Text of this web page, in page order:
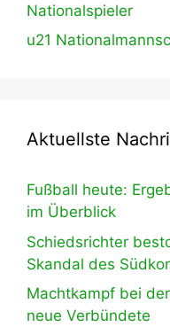
Nationalspieler
u21
Aktuellste
Fußball heute:
im Überblick
Schiedsrichter
Skandal des
Machtkampf bei
neue Verbündete